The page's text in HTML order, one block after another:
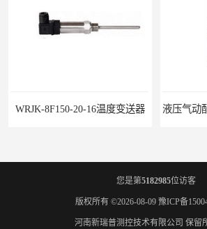
WRJK-8F150-20-16温度变送器
您是第5182985位访客
版权所有 ©2026-08-09 豫ICP备
河南新瑞普测控技术有限公司 保留